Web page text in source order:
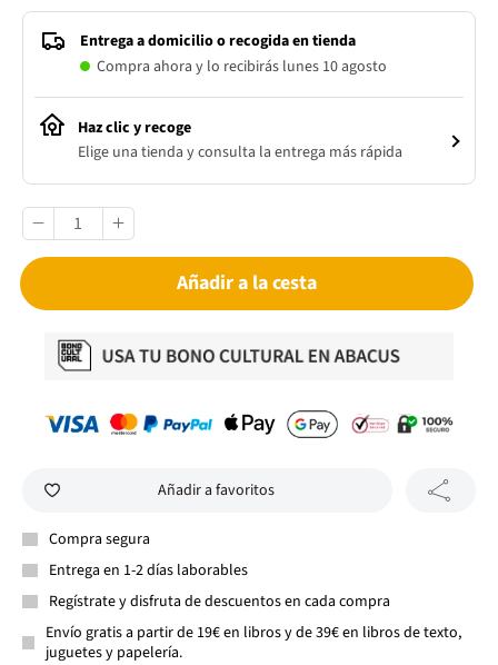
Entrega a domicilio o recogida en tienda
Compra ahora y lo recibirás lunes 10 agosto
Haz clic y recoge
Elige una tienda y consulta la entrega más rápida
Añadir a la cesta
Añadir a favoritos
Compra segura
Entrega en 1-2 días laborables
Regístrate y disfruta de descuentos en cada compra
Envío gratis a partir de 19€ en libros y de 39€ en libros de texto,
juguetes y papelería.